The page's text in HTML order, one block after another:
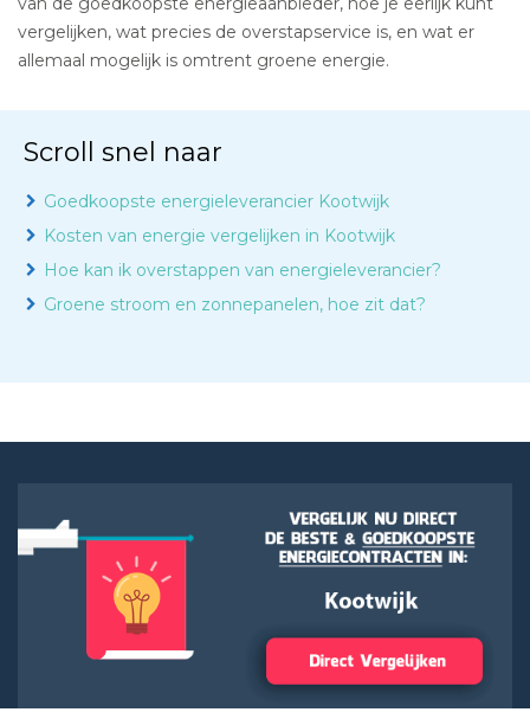
vergelijken, wat precies de overstapservice is, en wat er
allemaal mogelijk is omtrent groene energie.
Scroll snel naar
Goedkoopste energieleverancier Kootwijk
Kosten van energie vergelijken in Kootwijk
Hoe kan ik overstappen van energieleverancier?
Groene stroom en zonnepanelen, hoe zit dat?